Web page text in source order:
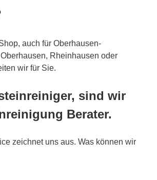
auch für Oberhausen-
Rheinhausen oder
wir für Sie.
sind wir
Berater.
zeichnet uns aus. Was können wir